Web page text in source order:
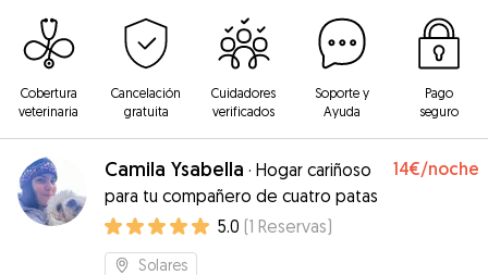
Cobertura
veterinaria
Cancelación
gratuita
Cuidadores
verificados
Soporte y
Ayuda
Pago
seguro
Camila Ysabella · Hogar cariñoso
para tu compañero de cuatro patas
14€/noche
5.0 (1 Reservas)
Solares